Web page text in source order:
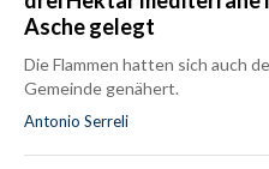
Asche gelegt
Die Flammen hatten sich auch
Gemeinde genähert.
Antonio Serreli